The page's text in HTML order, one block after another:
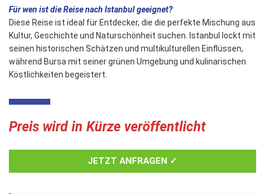
Für wen ist die Reise nach Istanbul geeignet?
Diese Reise ist ideal für Entdecker, die die perfekte Mischung aus
Kultur, Geschichte und Naturschönheit suchen. Istanbul lockt mit
seinen historischen Schätzen und multikulturellen Einflüssen,
während Bursa mit seiner grünen Umgebung und kulinarischen
Köstlichkeiten begeistert.
Preis wird in Kürze veröffentlicht
JETZT ANFRAGEN ✓